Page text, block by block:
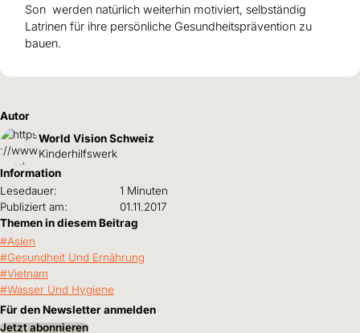
Son werden natürlich weiterhin motiviert, selbständig
Latrinen für ihre persönliche Gesundheitsprävention zu
bauen.
Autor
World Vision Schweiz
Kinderhilfswerk
Information
Lesedauer:
1 Minuten
Publiziert am:
01.11.2017
Themen in diesem Beitrag
Asien
Gesundheit Und Ernährung
Vietnam
Wasser Und Hygiene
Für den Newsletter anmelden
Jetzt abonnieren